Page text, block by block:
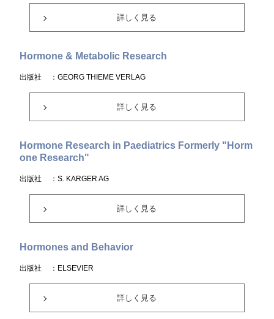
詳しく見る
Hormone & Metabolic Research
出版社 ：GEORG THIEME VERLAG
詳しく見る
Hormone Research in Paediatrics Formerly "Horm
one Research"
出版社 ：S. KARGER AG
詳しく見る
Hormones and Behavior
出版社 ：ELSEVIER
詳しく見る